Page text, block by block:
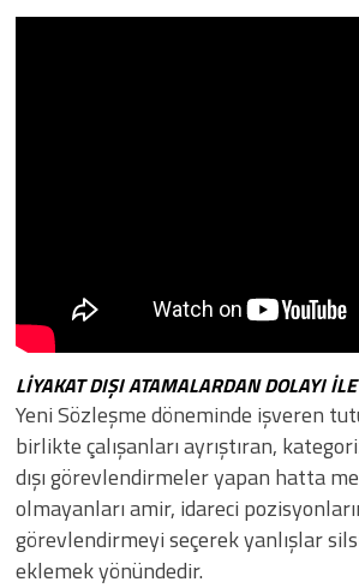
LİYAKAT DIŞI ATAMALARDAN DOLAYI
​​Yeni Sözleşme döneminde işveren
birlikte çalışanları ayrıştıran,
dışı görevlendirmeler yapan hatta
olmayanları amir, idareci
görevlendirmeyi seçerek yanlışlar
eklemek yönündedir.